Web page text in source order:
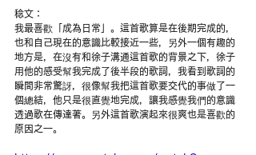
稔文：
我最喜歡「成為日常」。這首歌算是在後期完成的，
也和自己現在的意識比較接近一些，另外一個有趣的
地方是，在沒有和徐子溝通這首歌的背景之下，徐子
用他的感受幫我完成了後半段的歌詞，我看到歌詞的
瞬間非常驚訝，很像幫我把這首歌要交代的事做了一
個總結，他只是很直覺地完成，讓我感覺我們的意識
透過歌在傳達著。另外這首歌演起來很爽也是喜歡的
原因之一。